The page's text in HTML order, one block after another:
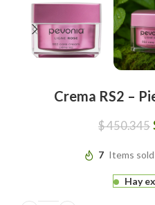
Crema RS2 –
$450.345
7 Items
Hay